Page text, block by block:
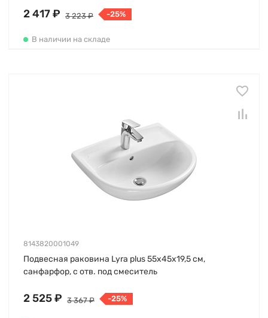
2 417 ₽ 3 223 ₽ -25%
В наличии на складе
8143820001049
Подвесная раковина Lyra plus 55х45х19,5 см,
санфарфор, с отв. под смеситель
2 525 ₽ 3 367 ₽ -25%